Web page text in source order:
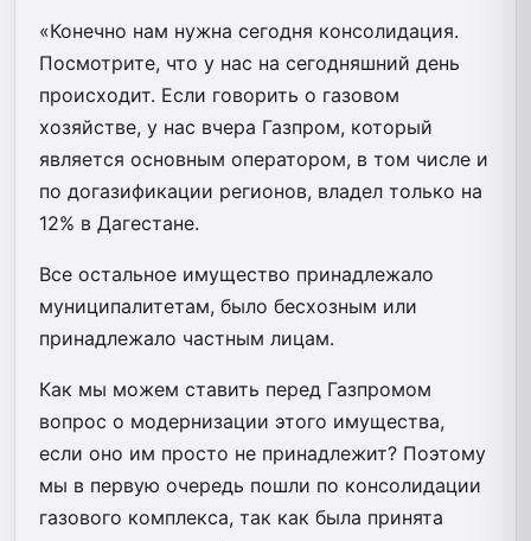
«Конечно нам нужна сегодня консолидация.
Посмотрите, что у нас на сегодняшний день
происходит. Если говорить о газовом
хозяйстве, у нас вчера Газпром, который
является основным оператором, в том числе и
по догазификации регионов, владел только на
12% в Дагестане.
Все остальное имущество принадлежало
муниципалитетам, было бесхозным или
принадлежало частным лицам.
Как мы можем ставить перед Газпромом
вопрос о модернизации этого имущества,
если оно им просто не принадлежит? Поэтому
мы в первую очередь пошли по консолидации
газового комплекса, так как была принята